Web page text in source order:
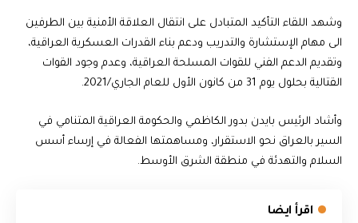
وشهد اللقاء التأكيد المتبادل على انتقال العلاقة الأمنية بين الطرفين
الى مهام الإستشارة والتدريب ودعم بناء القدرات العسكرية العراقية،
وتقديم الدعم الفني للقوات المسلحة العراقية، وعدم وجود القوات
القتالية بحلول يوم 31 من كانون الأول للعام الجاري/2021.
وأشاد الرئيس بايدن بدور الكاظمي والحكومة العراقية المتنامي في
السير بالعراق نحو الاستقرار، ومساهمتها الفعالة في إرساء أسس
السلام والتهدئة في منطقة الشرق الأوسط.
اقرأ ايضا